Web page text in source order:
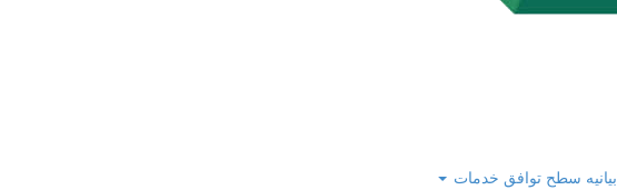
بیانیه سطح توافق خدمات